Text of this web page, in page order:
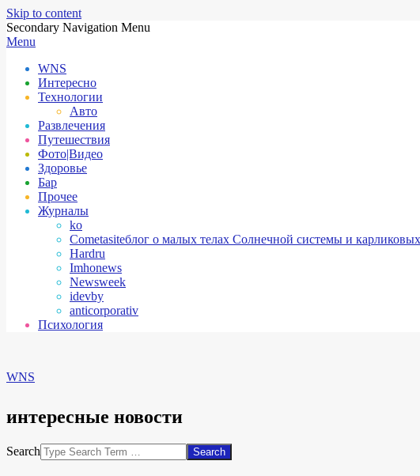
Skip to content
Secondary Navigation Menu
Menu
WNS
Интересно
Технологии
Авто
Развлечения
Путешествия
Фото|Видео
Здоровье
Бар
Прочее
Журналы
ko
Cometasiteблог о малых телах Солнечной системы и
Hardru
Imhonews
Newsweek
idevby
anticorporativ
Психология
WNS
интересные новости
Search